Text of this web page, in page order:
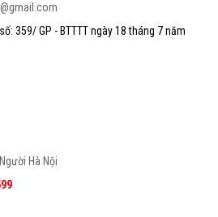
359/ GP - BTTTT ngày 18 tháng 7 năm
Hà Nội